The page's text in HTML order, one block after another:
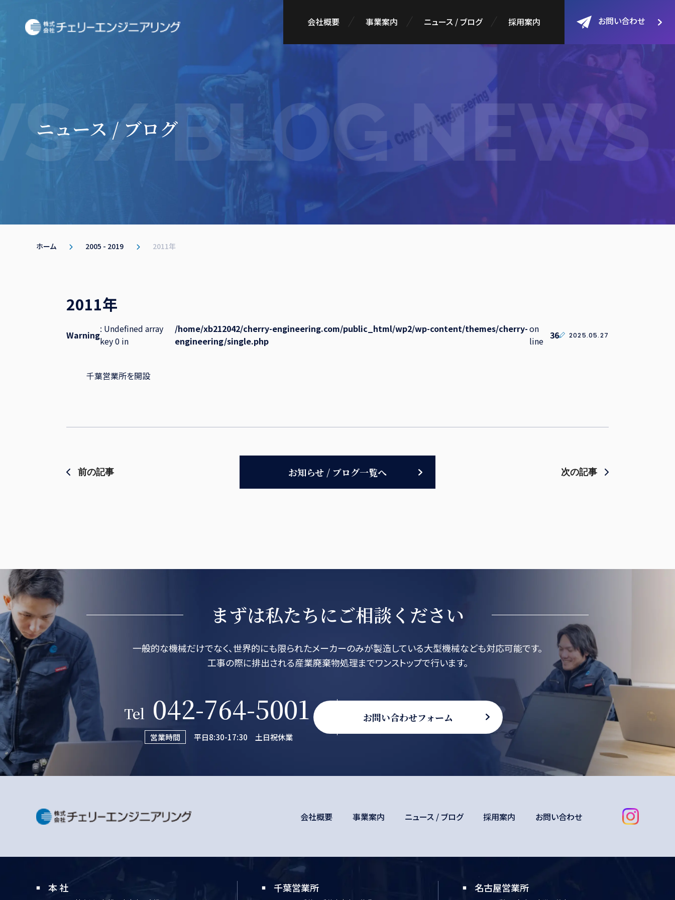
会社概要 事業案内 ニュース / ブログ 採用案内 お問い合わせ
/ BLOG NEWS
ニュース / ブログ
ホーム 2005 - 2019 2011年
2011年
Warning
: Undefined array
key 0 in
/home/xb212042/cherry-engineering.com/public_html/wp2/wp-content/themes/cherry-
engineering/single.php
on
line
36 2025.05.27
千葉営業所を開設
前の記事 お知らせ / ブログ一覧へ 次の記事
まずは私たちにご相談ください
一般的な機械だけでなく、世界的にも限られたメーカーのみが製造している大型機械なども対応可能です。
工事の際に排出される産業廃棄物処理までワンストップで行います。
Tel 042-764-5001
営業時間 平日8:30-17:30 土日祝休業
お問い合わせフォーム
会社概要 事業案内 ニュース / ブログ 採用案内 お問い合わせ
本 社 千葉営業所 名古屋営業所